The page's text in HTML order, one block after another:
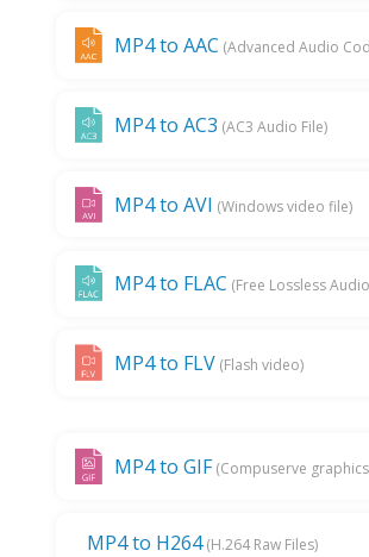
MP4 to AAC (Advanced Audio
MP4 to AC3 (AC3 Audio File)
MP4 to AVI (Windows video file)
MP4 to FLAC (Free Lossless
MP4 to FLV (Flash video)
MP4 to GIF (Compuserve
MP4 to H264(H.264 Raw Files)